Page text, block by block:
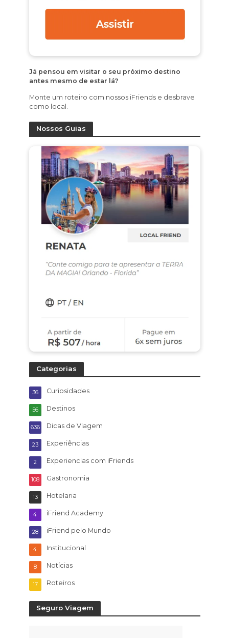
Já pensou em visitar o seu próximo destino
antes mesmo de estar lá?
Monte um roteiro com nossos iFriends e desbrave
como local.
Nossos Guias
Categorias
Curiosidades
36
Destinos
56
Dicas de Viagem
636
Experiências
23
Experiencias com iFriends
2
Gastronomia
108
Hotelaria
13
iFriend Academy
4
iFriend pelo Mundo
28
Institucional
4
Notícias
8
Roteiros
17
Seguro Viagem